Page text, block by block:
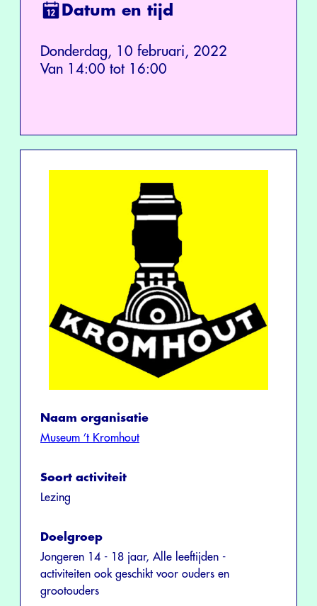
Datum en tijd
Donderdag, 10 februari, 2022
Van 14:00 tot 16:00
Naam organisatie
Museum ’t Kromhout
Soort activiteit
Lezing
Doelgroep
Jongeren 14 - 18 jaar, Alle leeftijden -
activiteiten ook geschikt voor ouders en
grootouders